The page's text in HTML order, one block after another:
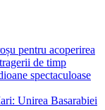
pentru acoperirea
de timp
spectaculoase
Unirea Basarabiei